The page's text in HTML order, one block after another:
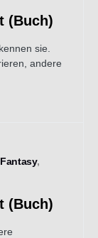
(Buch)
sie.
andere
(Buch)